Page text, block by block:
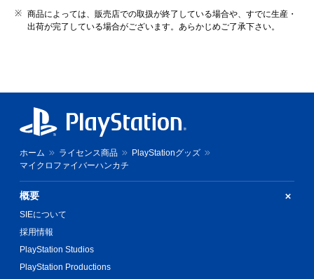
商品によっては、販売店での取扱が終了している場合や、すでに生産・
出荷が完了している場合がございます。あらかじめご了承下さい。
ホーム ライセンス商品
PlayStationグッズ
マイクロファイバーハンカチ
概要
SIEについて
採用情報
PlayStation Studios
PlayStation Productions